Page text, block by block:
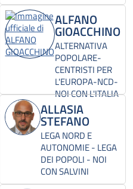
ALFANO
GIOACCHINO
ALTERNATIVA
POPOLARE-
CENTRISTI PER
L'EUROPA-NCD-
NOI CON L'ITALIA
ALLASIA
STEFANO
LEGA NORD E
AUTONOMIE - LEGA
DEI POPOLI - NOI
CON SALVINI